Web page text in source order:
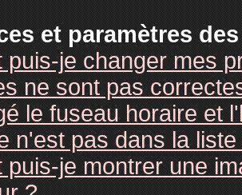
et paramètres
puis-je changer mes
ne sont pas
le fuseau horaire et
n'est pas dans la liste
puis-je montrer une